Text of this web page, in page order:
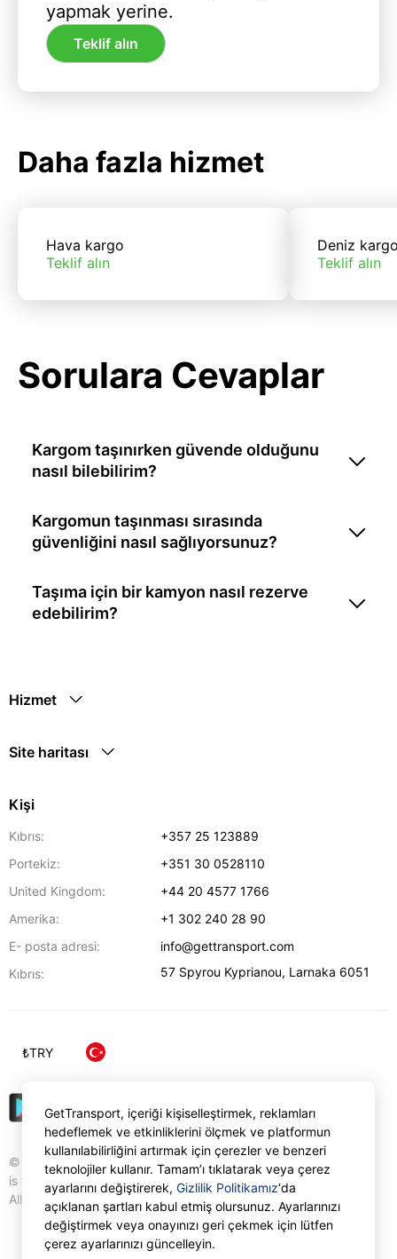
yapmak yerine.
Teklif alın
Daha fazla hizmet
Hava kargo
Teklif alın
Deniz
Teklif alın
Sorulara Cevaplar
Kargom taşınırken güvende olduğunu
nasıl bilebilirim?
Kargomun taşınması sırasında
güvenliğini nasıl sağlıyorsunuz?
Taşıma için bir kamyon nasıl rezerve
edebilirim?
Hizmet
Site haritası
Kişi
Kıbrıs:
+357 25 123889
Portekiz:
+351 30 0528110
United Kingdom:
+44 20 4577 1766
Amerika:
+1 302 240 28 90
E- posta adresi:
info@gettransport.com
Kıbrıs:
57 Spyrou Kyprianou, Larnaka 6051
© Gettransport International Limited. GetTransport®
is trademark of Gettransport International Limited.
All rights reserved.
₺TRY
GetTransport, içeriği kişiselleştirmek, reklamları
hedeflemek ve etkinliklerini ölçmek ve platformun
kullanılabilirliğini artırmak için çerezler ve benzeri
teknolojiler kullanır. Tamam’ı tıklatarak veya çerez
ayarlarını değiştirerek, Gizlilik Politikamız‘da
açıklanan şartları kabul etmiş olursunuz. Ayarlarınızı
değiştirmek veya onayınızı geri çekmek için lütfen
çerez ayarlarınızı güncelleyin.